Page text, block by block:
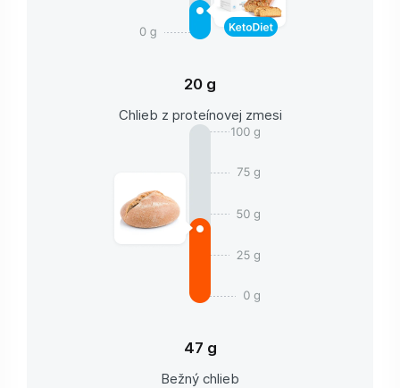
20 g
Chlieb z proteínovej zmesi
47 g
Bežný chlieb